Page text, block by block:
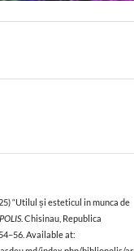
“Utilul și esteticul in munca de
. Chisinau, Republica
Available at: